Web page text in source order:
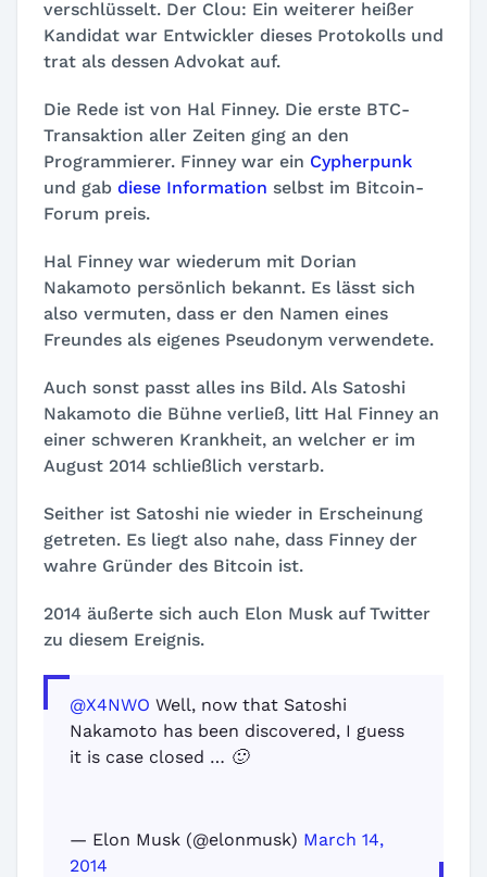
verschlüsselt. Der Clou: Ein weiterer heißer
Kandidat war Entwickler dieses Protokolls und
trat als dessen Advokat auf.
Die Rede ist von Hal Finney. Die erste BTC-
Transaktion aller Zeiten ging an den
Programmierer. Finney war ein Cypherpunk
und gab diese Information selbst im Bitcoin-
Forum preis.
Hal Finney war wiederum mit Dorian
Nakamoto persönlich bekannt. Es lässt sich
also vermuten, dass er den Namen eines
Freundes als eigenes Pseudonym verwendete.
Auch sonst passt alles ins Bild. Als Satoshi
Nakamoto die Bühne verließ, litt Hal Finney an
einer schweren Krankheit, an welcher er im
August 2014 schließlich verstarb.
Seither ist Satoshi nie wieder in Erscheinung
getreten. Es liegt also nahe, dass Finney der
wahre Gründer des Bitcoin ist.
2014 äußerte sich auch Elon Musk auf Twitter
zu diesem Ereignis.
@X4NWO Well, now that Satoshi
Nakamoto has been discovered, I guess
it is case closed … 🙂
— Elon Musk (@elonmusk) March 14,
2014